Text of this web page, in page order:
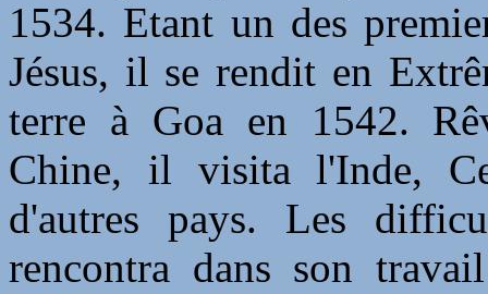
1534. Etant un des
Jésus, il se rendit en
terre à Goa en 1542.
Chine, il visita l'Inde,
d'autres pays. Les
rencontra dans son